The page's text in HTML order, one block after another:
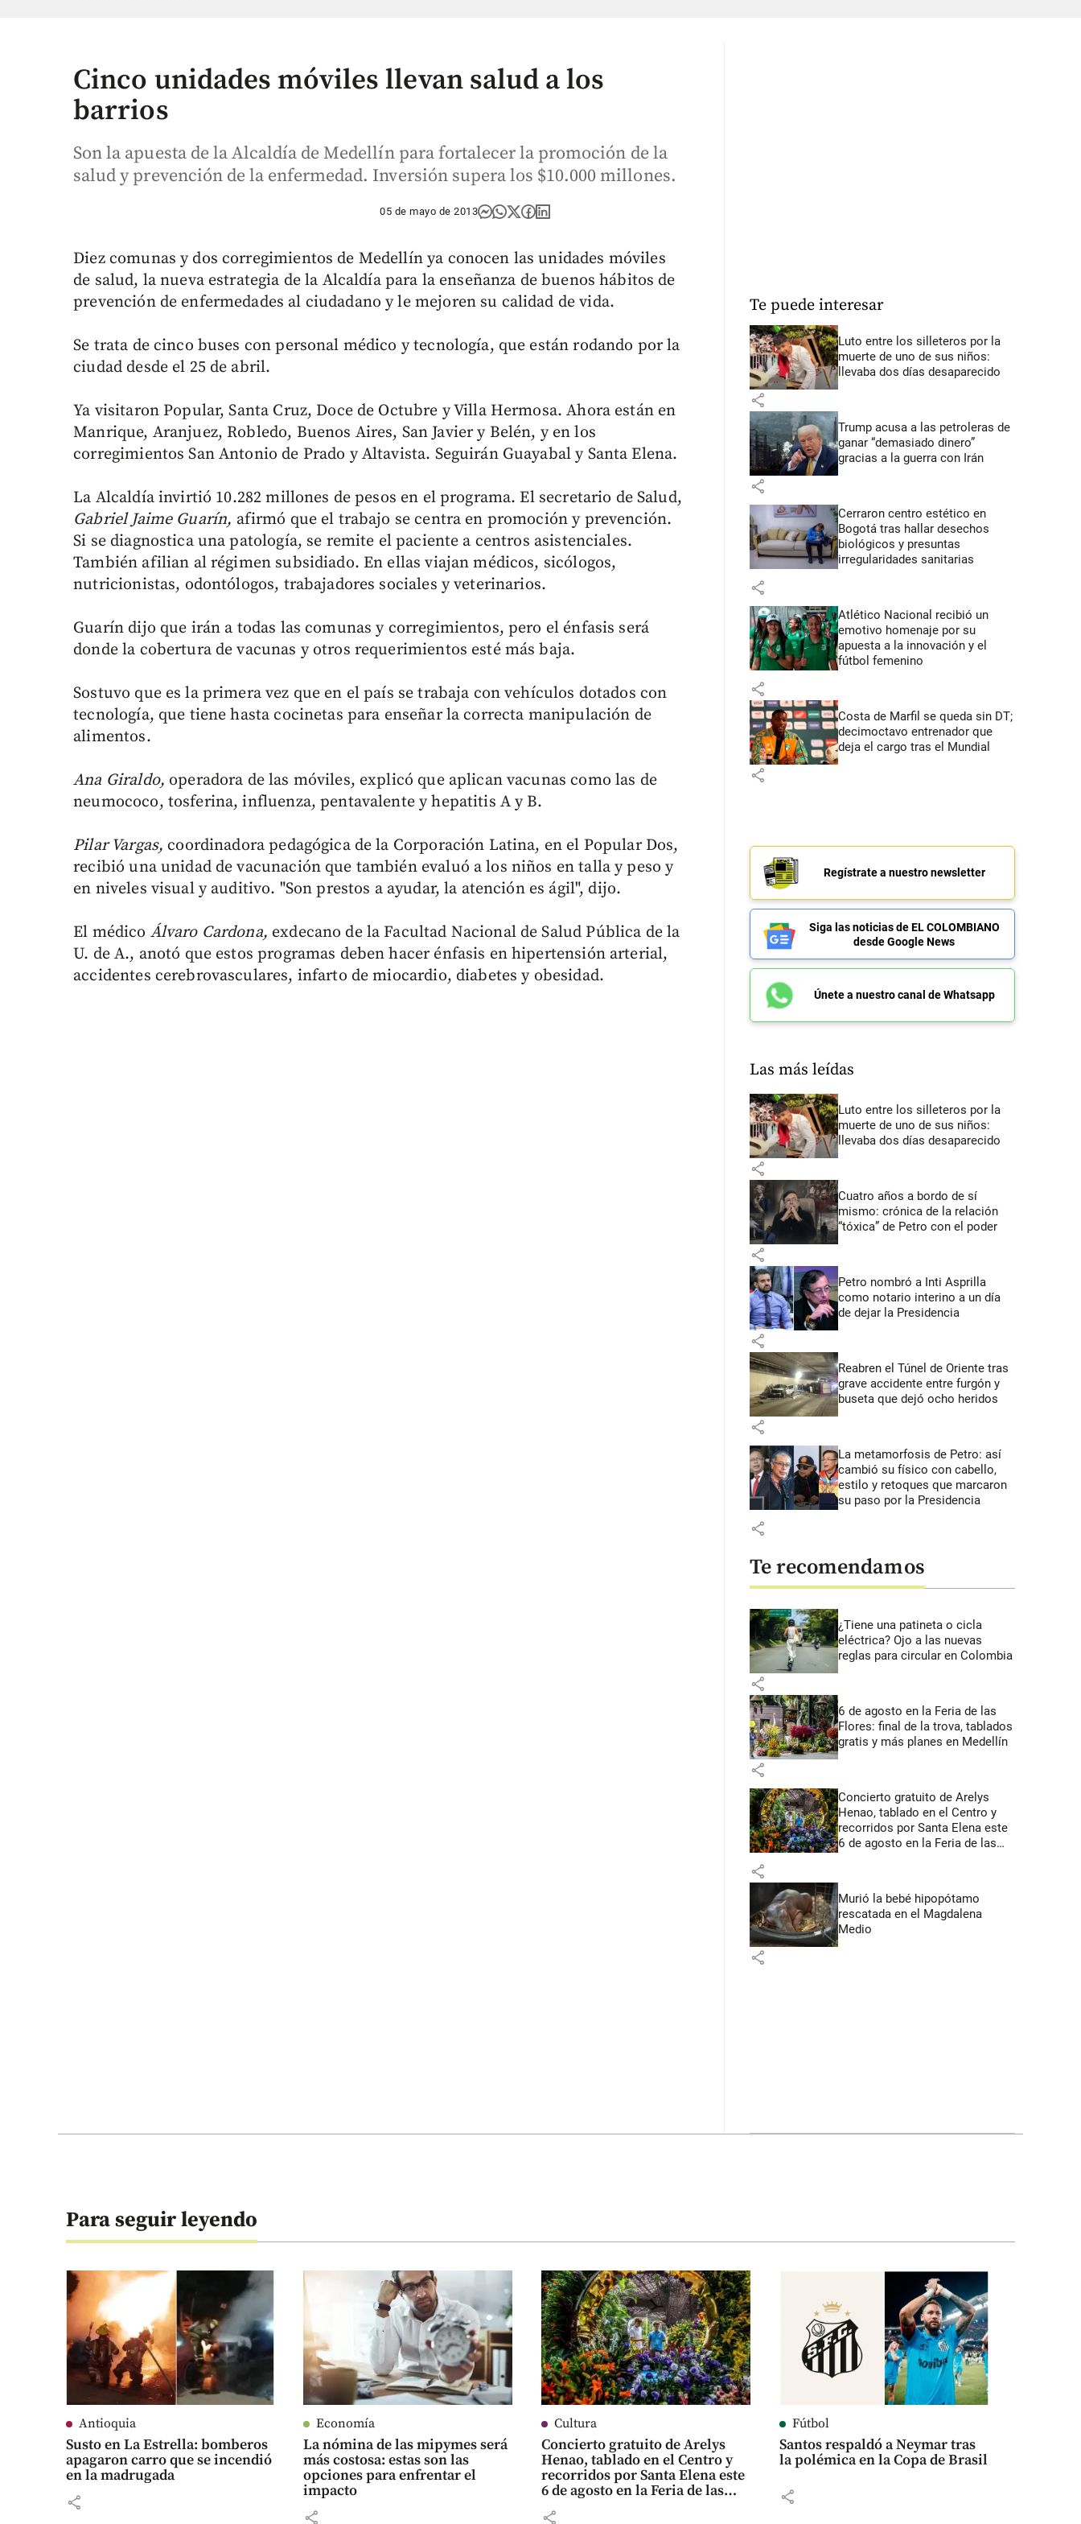
Cinco unidades móviles llevan salud a los
barrios
Son la apuesta de la Alcaldía de Medellín para fortalecer la promoción de la
salud y prevención de la enfermedad. Inversión supera los $10.000 millones.
05 de mayo de 2013
Diez comunas y dos corregimientos de Medellín ya conocen las unidades móviles
de salud, la nueva estrategia de la Alcaldía para la enseñanza de buenos hábitos de
prevención de enfermedades al ciudadano y le mejoren su calidad de vida.
Se trata de cinco buses con personal médico y tecnología, que están rodando por la
ciudad desde el 25 de abril.
Ya visitaron Popular, Santa Cruz, Doce de Octubre y Villa Hermosa. Ahora están en
Manrique, Aranjuez, Robledo, Buenos Aires, San Javier y Belén, y en los
corregimientos San Antonio de Prado y Altavista. Seguirán Guayabal y Santa Elena.
La Alcaldía invirtió 10.282 millones de pesos en el programa. El secretario de Salud,
Gabriel Jaime Guarín, afirmó que el trabajo se centra en promoción y prevención.
Si se diagnostica una patología, se remite el paciente a centros asistenciales.
También afilian al régimen subsidiado. En ellas viajan médicos, sicólogos,
nutricionistas, odontólogos, trabajadores sociales y veterinarios.
Guarín dijo que irán a todas las comunas y corregimientos, pero el énfasis será
donde la cobertura de vacunas y otros requerimientos esté más baja.
Sostuvo que es la primera vez que en el país se trabaja con vehículos dotados con
tecnología, que tiene hasta cocinetas para enseñar la correcta manipulación de
alimentos.
Ana Giraldo, operadora de las móviles, explicó que aplican vacunas como las de
neumococo, tosferina, influenza, pentavalente y hepatitis A y B.
Pilar Vargas,coordinadora pedagógica de la Corporación Latina, en el Popular Dos,
recibió una unidad de vacunación que también evaluó a los niños en talla y peso y
en niveles visual y auditivo. "Son prestos a ayudar, la atención es ágil", dijo.
El médico Álvaro Cardona, exdecano de la Facultad Nacional de Salud Pública de la
U. de A., anotó que estos programas deben hacer énfasis en hipertensión arterial,
accidentes cerebrovasculares, infarto de miocardio, diabetes y obesidad.
Te puede interesar
Luto entre los silleteros por la
muerte de uno de sus niños:
llevaba dos días desaparecido
share
Trump acusa a las petroleras de
ganar “demasiado dinero”
gracias a la guerra con Irán
share
Cerraron centro estético en
Bogotá tras hallar desechos
biológicos y presuntas
irregularidades sanitarias
share
Atlético Nacional recibió un
emotivo homenaje por su
apuesta a la innovación y el
fútbol femenino
share
Costa de Marfil se queda sin DT;
decimoctavo entrenador que
deja el cargo tras el Mundial
share
Regístrate a nuestro newsletter
Siga las noticias de EL COLOMBIANO
desde Google News
Únete a nuestro canal de Whatsapp
Las más leídas
Luto entre los silleteros por la
muerte de uno de sus niños:
llevaba dos días desaparecido
share
Cuatro años a bordo de sí
mismo: crónica de la relación
“tóxica” de Petro con el poder
share
Petro nombró a Inti Asprilla
como notario interino a un día
de dejar la Presidencia
share
Reabren el Túnel de Oriente tras
grave accidente entre furgón y
buseta que dejó ocho heridos
share
La metamorfosis de Petro: así
cambió su físico con cabello,
estilo y retoques que marcaron
su paso por la Presidencia
share
Te recomendamos
¿Tiene una patineta o cicla
eléctrica? Ojo a las nuevas
reglas para circular en Colombia
share
6 de agosto en la Feria de las
Flores: final de la trova, tablados
gratis y más planes en Medellín
share
Concierto gratuito de Arelys
Henao, tablado en el Centro y
recorridos por Santa Elena este
6 de agosto en la Feria de las
share
Murió la bebé hipopótamo
rescatada en el Magdalena
Medio
share
Para seguir leyendo
Antioquia
Susto en La Estrella: bomberos
apagaron carro que se incendió
en la madrugada
share
Economía
La nómina de las mipymes será
más costosa: estas son las
opciones para enfrentar el
impacto
share
Cultura
Concierto gratuito de Arelys
Henao, tablado en el Centro y
recorridos por Santa Elena este
6 de agosto en la Feria de las
Flores
share
Fútbol
Santos respaldó a Neymar tras
la polémica en la Copa de Brasil
share